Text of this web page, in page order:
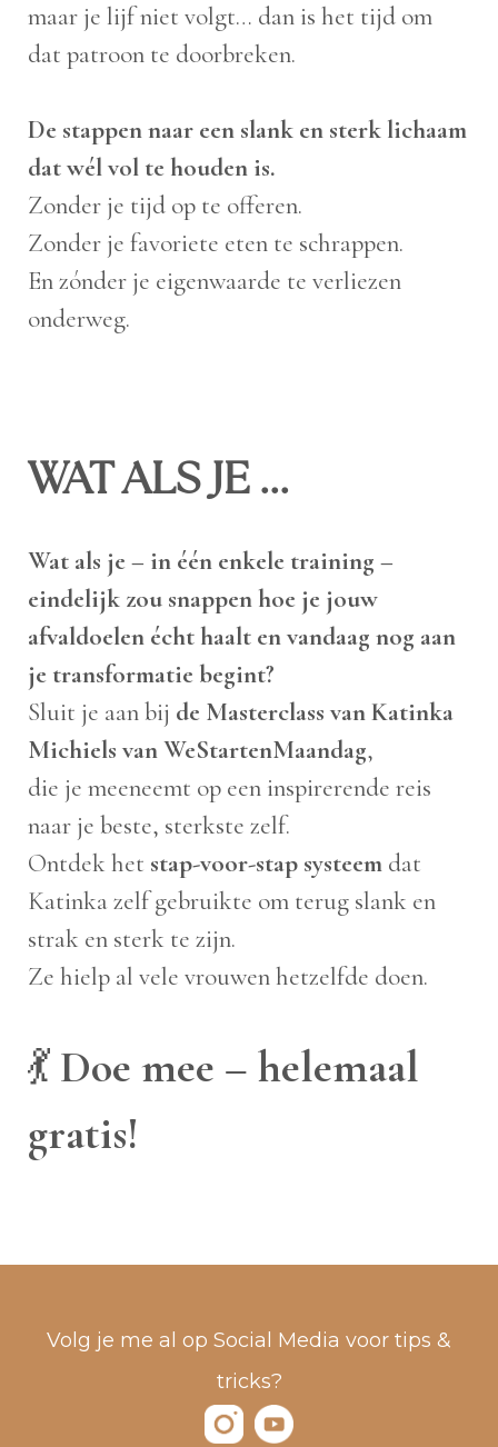
maar je lijf niet volgt… dan is het tijd om
dat patroon te doorbreken.
De stappen naar een slank en sterk lichaam
dat wél vol te houden is.
Zonder je tijd op te offeren.
Zonder je favoriete eten te schrappen.
En zónder je eigenwaarde te verliezen
onderweg.
WAT ALS JE ...
Wat als je – in één enkele training –
eindelijk zou snappen hoe je jouw
afvaldoelen écht haalt en vandaag nog aan
je transformatie begint?
Sluit je aan bij de Masterclass van Katinka
Michiels van WeStartenMaandag,
die je meeneemt op een inspirerende reis
naar je beste, sterkste zelf.
Ontdek het stap-voor-stap systeem dat
Katinka zelf gebruikte om terug slank en
strak en sterk te zijn.
Ze hielp al vele vrouwen hetzelfde doen.
💃 Doe mee – helemaal
gratis!
Volg je me al op Social Media voor tips &
tricks?